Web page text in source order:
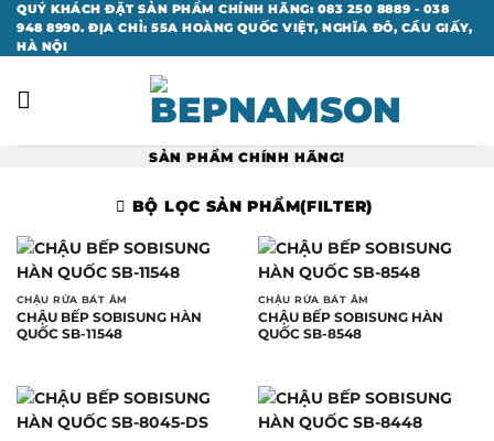
Bỏ
qua
nội
QUÝ KHÁCH ĐẶT SẢN PHẨM CHÍNH HÃNG: 083 250 8889 - 038
948 8990. ĐỊA CHỈ: 55A HOÀNG QUỐC VIỆT, NGHĨA ĐÔ, CẦU GIẤY,
HÀ NỘI
SẢN PHẨM CHÍNH HÃNG!
BỘ LỌC SẢN PHẨM(FILTER)
CHẬU RỬA BÁT ÂM
CHẬU BẾP SOBISUNG HÀN
QUỐC SB-11548
CHẬU RỬA BÁT ÂM
CHẬU BẾP SOBISUNG HÀN
QUỐC SB-8548